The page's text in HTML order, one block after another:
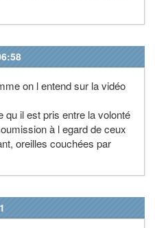
on l entend sur la vidéo
il est pris entre la volonté
à l egard de ceux
oreilles couchées par